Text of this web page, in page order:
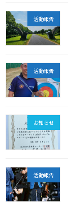
活動報告
活動報告
お知らせ
活動報告